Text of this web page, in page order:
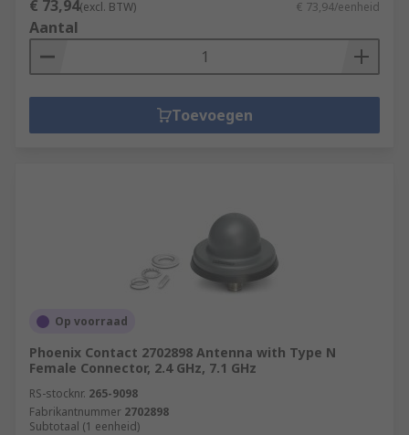
€ 73,94(excl. BTW) € 73,94/eenheid
Aantal
Toevoegen
Op voorraad
Phoenix Contact 2702898 Antenna with Type N
Female Connector, 2.4 GHz, 7.1 GHz
RS-stocknr. 265-9098
Fabrikantnummer 2702898
Subtotaal (1 eenheid)